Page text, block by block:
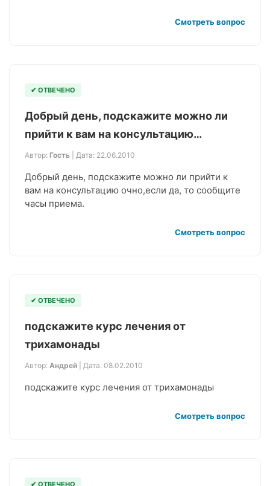
Смотреть вопрос
✔ ОТВЕЧЕНО
Добрый день, подскажите можно ли
прийти к вам на консультацию…
Автор: Гость | Дата: 22.06.2010
Добрый день, подскажите можно ли прийти к
вам на консультацию очно,если да, то сообщите
часы приема.
Смотреть вопрос
✔ ОТВЕЧЕНО
подскажите курс лечения от
трихамонады
Автор: Андрей | Дата: 08.02.2010
подскажите курс лечения от трихамонады
Смотреть вопрос